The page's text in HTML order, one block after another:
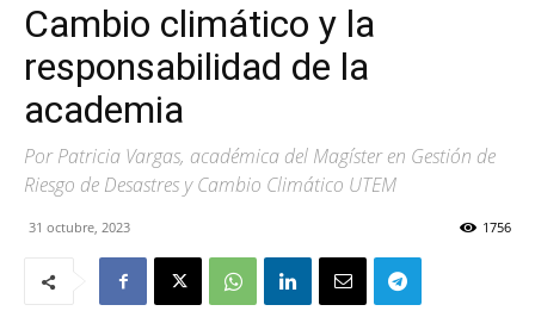
Cambio climático y la
responsabilidad de la
academia
Por Patricia Vargas, académica del Magíster en Gestión de
Riesgo de Desastres y Cambio Climático UTEM
31 octubre, 2023 1756